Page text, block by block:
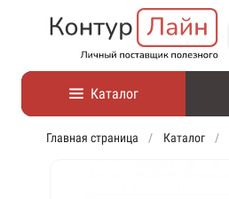
Каталог
Главная страница Каталог